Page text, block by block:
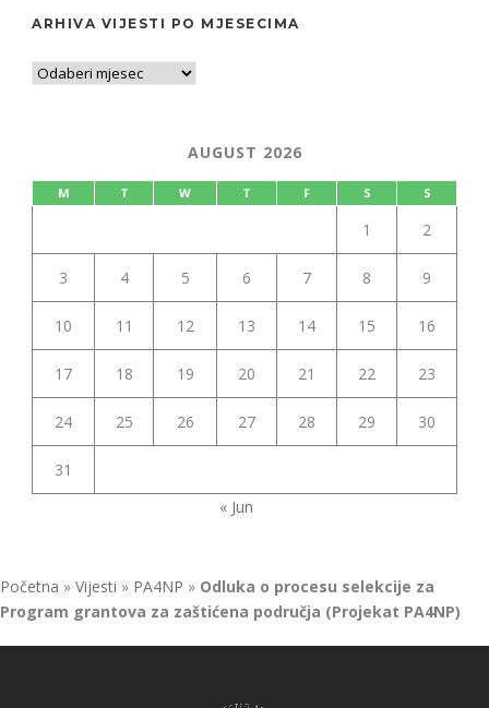
ARHIVA VIJESTI PO MJESECIMA
AUGUST 2026
M T W T F S S
1 2
3 4 5 6 7 8 9
10 11 12 13 14 15 16
17 18 19 20 21 22 23
24 25 26 27 28 29 30
31
« Jun
Početna » Vijesti » PA4NP » Odluka o procesu selekcije za
Program grantova za zaštićena područja (Projekat PA4NP)